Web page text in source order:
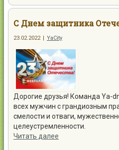
С Днем защитника
23.02.2022 YaCity
Дорогие друзья! Команда Ya-
всех мужчин с грандиозным
смелости и отваги,
целеустремленности.
Читать далее